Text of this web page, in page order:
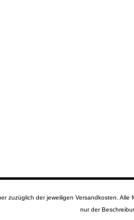
zuzüglich der jeweiligen Versandkosten.
nur der